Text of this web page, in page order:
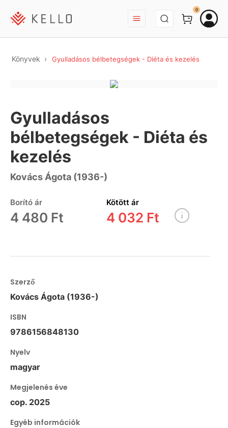
BEJELENTKEZÉS
0
Könyvek Gyulladásos bélbetegségek - Diéta és kezelés
Gyulladásos
bélbetegségek - Diéta és
kezelés
Kovács Ágota (1936-)
Borító ár
4 480 Ft
Kötött ár
4 032 Ft
Szerző
Kovács Ágota (1936-)
ISBN
9786156848130
Nyelv
magyar
Megjelenés éve
cop. 2025
Egyéb információk